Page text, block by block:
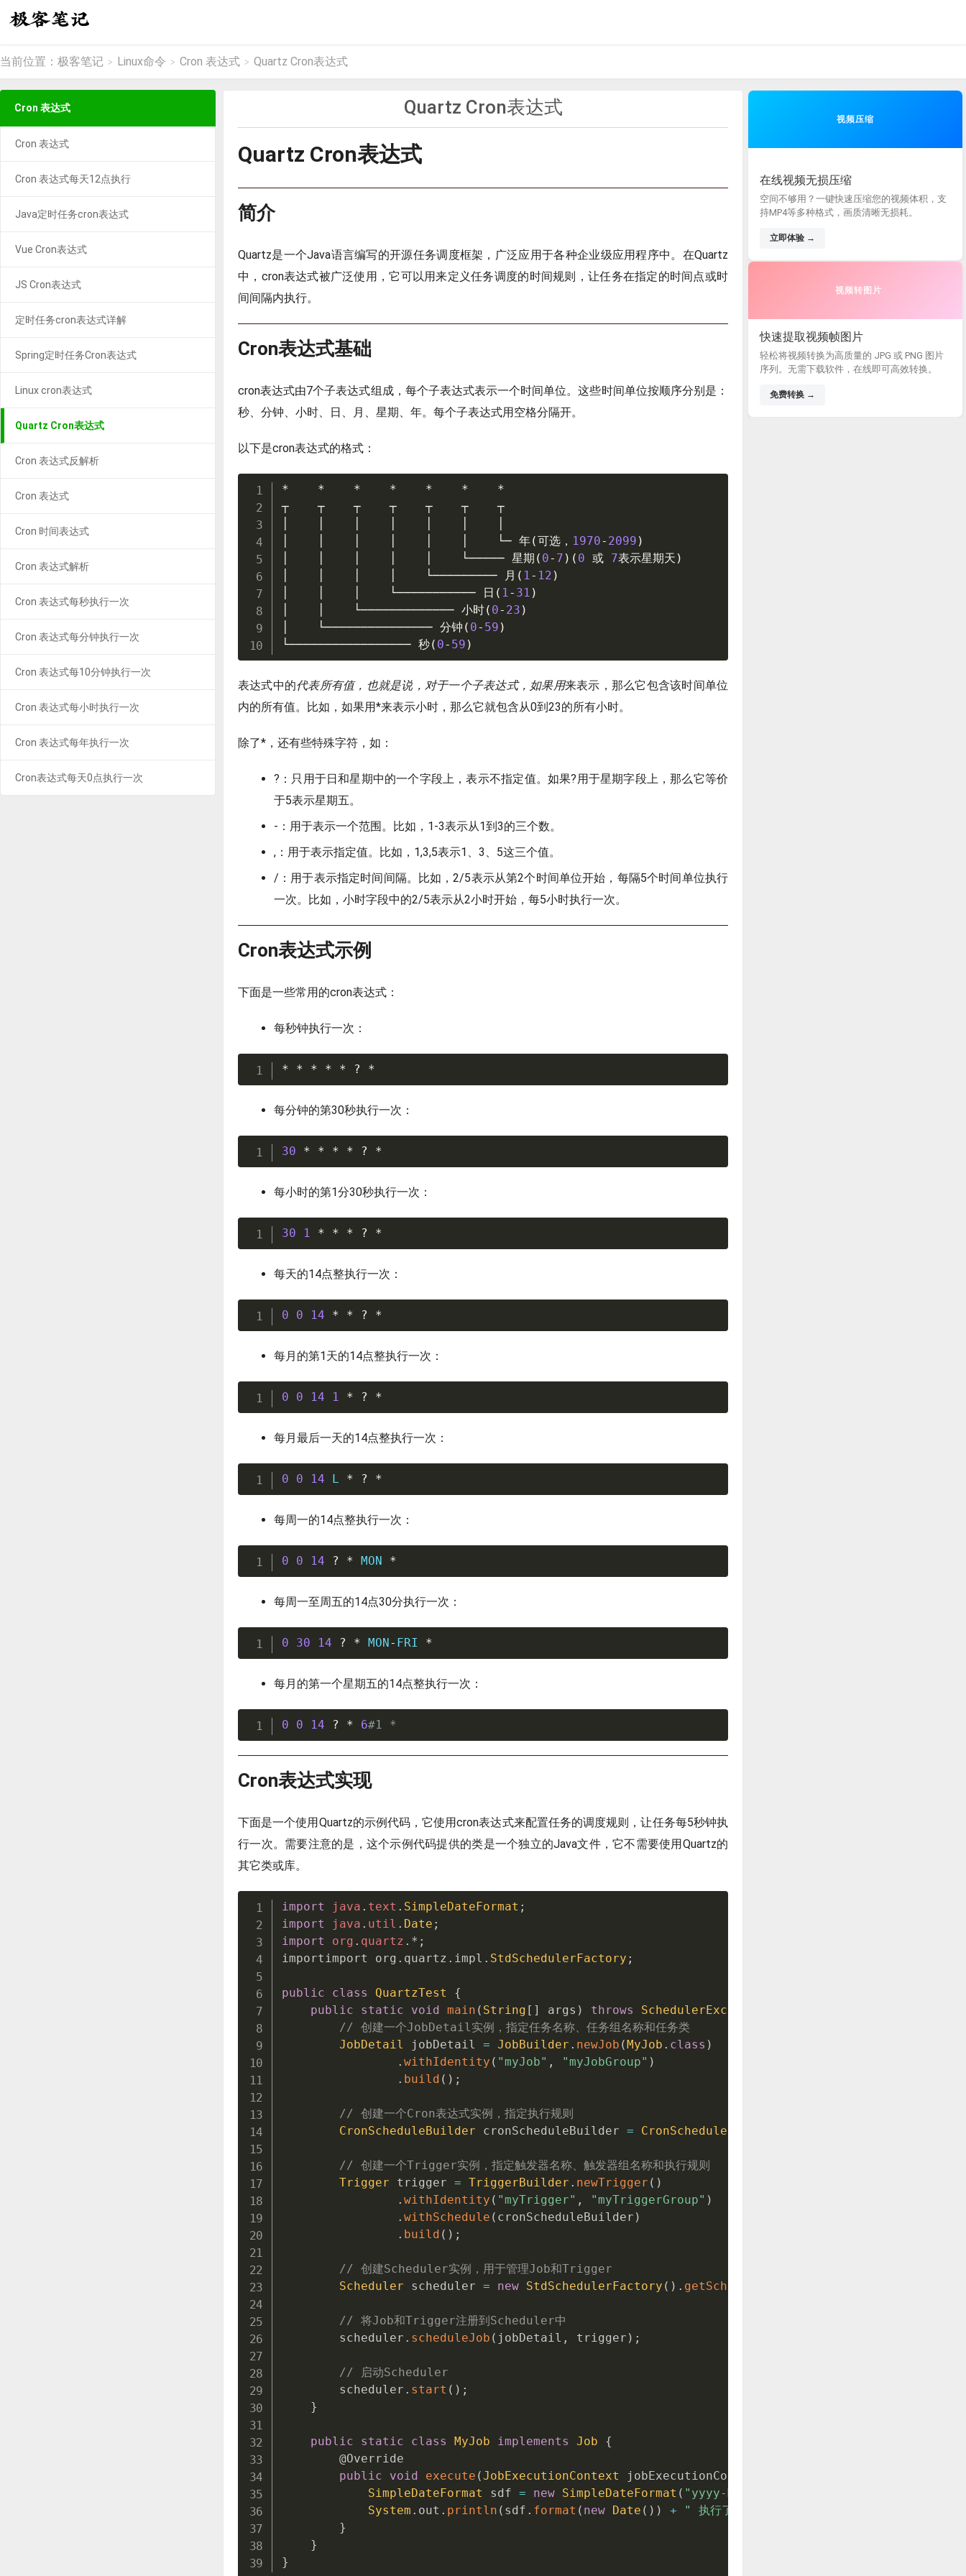
当前位置： 极客笔记 > Linux命令 > Cron 表达式 > Quartz Cron表达式
Quartz Cron表达式
Quartz Cron表达式
简介
Quartz是一个Java语言编写的开源任务调度框架，广泛应用于各种企业级应用程序中。在Quartz
中，cron表达式被广泛使用，它可以用来定义任务调度的时间规则，让任务在指定的时间点或时
间间隔内执行。
Cron表达式基础
cron表达式由7个子表达式组成，每个子表达式表示一个时间单位。这些时间单位按顺序分别是：
秒、分钟、小时、日、月、星期、年。每个子表达式用空格分隔开。
以下是cron表达式的格式：
* * * * * *
*
┬
┬ ┬ ┬ ┬ ┬
┬
└─ 年(可选， 1970- 2099 )
└───── 星期 ( 0- 7 ) ( 0 或 7表示星期天 )
└───────── 月 ( 1- 12 )
└─────────── 日 ( 1- 31 )
└───────────── 小时( 0- 23 )
└─────────────── 分钟 ( 0- 59 )
└───────────────── 秒( 0- 59 )
表达式中的代表所有值，也就是说，对于一个子表达式，如果用来表示，那么它包含该时间单位
内的所有值。比如，如果用*来表示小时，那么它就包含从0到23的所有小时。
除了*，还有些特殊字符，如：
?：只用于日和星期中的一个字段上，表示不指定值。如果?用于星期字段上，那么它等价
于5表示星期五。
-：用于表示一个范围。比如，1-3表示从1到3的三个数。
,：用于表示指定值。比如，1,3,5表示1、3、5这三个值。
/：用于表示指定时间间隔。比如，2/5表示从第2个时间单位开始，每隔5个时间单位执行
一次。比如，小时字段中的2/5表示从2小时开始，每5小时执行一次。
Cron表达式示例
下面是一些常用的cron表达式：
每秒钟执行一次：
* * * * * ? *
每分钟的第30秒执行一次：
30 * * * * ? *
每小时的第1分30秒执行一次：
30 1 * * * ? *
每天的14点整执行一次：
0 0 14 * * ? *
每月的第1天的14点整执行一次：
0 0 14 1 * ? *
每月最后一天的14点整执行一次：
0 0 14 L * ? *
每周一的14点整执行一次：
0 0 14 ? * MON *
每周一至周五的14点30分执行一次：
0 30 14 ? * MON- FRI *
每月的第一个星期五的14点整执行一次：
0 0 14 ? * 6#1 *
Cron表达式实现
下面是一个使用Quartz的示例代码，它使用cron表达式来配置任务的调度规则，让任务每5秒钟执
行一次。需要注意的是，这个示例代码提供的类是一个独立的Java文件，它不需要使用Quartz的
其它类或库。
import java . text . SimpleDateFormat ;
import
java . util . Date ;
import
org . quartz . * ;
importimport org . quartz . impl . StdSchedulerFactory ;
public class QuartzTest
{
public
static void main ( String [ ] args ) throws SchedulerException
// 创建一个JobDetail实例，指定任务名称、任务组名称和任务类
JobDetail jobDetail = JobBuilder . newJob (MyJob . class )
. withIdentity ( "myJob" , "myJobGroup" )
. build ( ) ;
// 创建一个Cron表达式实例，指定执行规则
CronScheduleBuilder cronScheduleBuilder = CronScheduleBuilder
// 创建一个Trigger实例，指定触发器名称、触发器组名称和执行规则
Trigger trigger = TriggerBuilder . newTrigger ( )
. withIdentity ( "myTrigger" , "myTriggerGroup" )
. withSchedule ( cronScheduleBuilder )
. build ( ) ;
// 创建Scheduler实例，用于管理Job和Trigger
Scheduler scheduler = new StdSchedulerFactory ( ) . getScheduler
// 将Job和Trigger注册到Scheduler中
        scheduler
. scheduleJob ( jobDetail , trigger ) ;
// 启动Scheduler
        scheduler
. start ( ) ;
}
public static class MyJob implements Job
{
@Override
public
void execute (JobExecutionContext jobExecutionContext
SimpleDateFormat sdf = new SimpleDateFormat ( "yyyy-MM-dd HH:mm:ss"
System . out . println ( sdf . format ( new Date ( ) ) + " 执行了Quartz定时任务"
}
}
}
Cron 表达式
Cron 表达式
Cron 表达式每天12点执行
Java定时任务cron表达式
Vue Cron表达式
JS Cron表达式
定时任务cron表达式详解
Spring定时任务Cron表达式
Linux cron表达式
Quartz Cron表达式
Cron 表达式反解析
Cron 表达式
Cron 时间表达式
Cron 表达式解析
Cron 表达式每秒执行一次
Cron 表达式每分钟执行一次
Cron 表达式每10分钟执行一次
Cron 表达式每小时执行一次
Cron 表达式每年执行一次
Cron表达式每天0点执行一次
视频压缩
在线视频无损压缩
空间不够用？一键快速压缩您的视频体积，支
持MP4等多种格式，画质清晰无损耗。
立即体验 →
视频转图片
快速提取视频帧图片
轻松将视频转换为高质量的 JPG 或 PNG 图片
序列。无需下载软件，在线即可高效转换。
免费转换 →